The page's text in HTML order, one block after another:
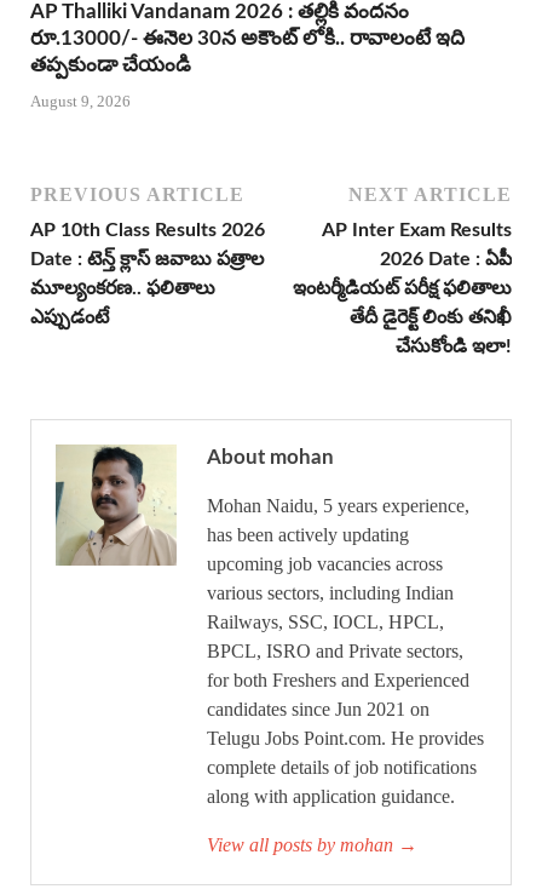
AP Thalliki Vandanam 2026 : తల్లికి వందనం
రూ.13000/- ఈనెల 30న అకౌంట్ లోకి.. రావాలంటే ఇది
తప్పకుండా చేయండి
August 9, 2026
PREVIOUS ARTICLE
AP 10th Class Results 2026
Date : టెన్త్ క్లాస్ జవాబు పత్రాల
మూల్యంకరణ.. ఫలితాలు
ఎప్పుడంటే
NEXT ARTICLE
AP Inter Exam Results
2026 Date : ఏపీ
ఇంటర్మీడియట్ పరీక్ష ఫలితాలు
తేదీ డైరెక్ట్ లింకు తనిఖీ
చేసుకోండి ఇలా!
About mohan
Mohan Naidu, 5 years experience,
has been actively updating
upcoming job vacancies across
various sectors, including Indian
Railways, SSC, IOCL, HPCL,
BPCL, ISRO and Private sectors,
for both Freshers and Experienced
candidates since Jun 2021 on
Telugu Jobs Point.com. He provides
complete details of job notifications
along with application guidance.
View all posts by mohan →